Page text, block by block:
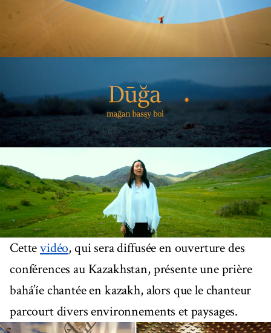
Cettevidéo, qui sera diffusée en ouverture des
conférences au Kazakhstan, présente une prière
bahá’íe chantée en kazakh, alors que le chanteur
parcourt divers environnements et paysages.